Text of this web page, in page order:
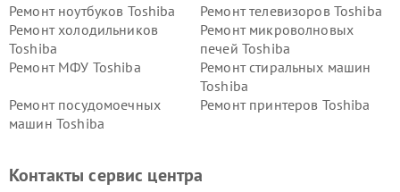
Ремонт ноутбуков Toshiba
Ремонт телевизоров Toshiba
Ремонт холодильников
Toshiba
Ремонт микроволновых
печей Toshiba
Ремонт МФУ Toshiba
Ремонт стиральных машин
Toshiba
Ремонт посудомоечных
машин Toshiba
Ремонт принтеров Toshiba
Контакты сервис центра